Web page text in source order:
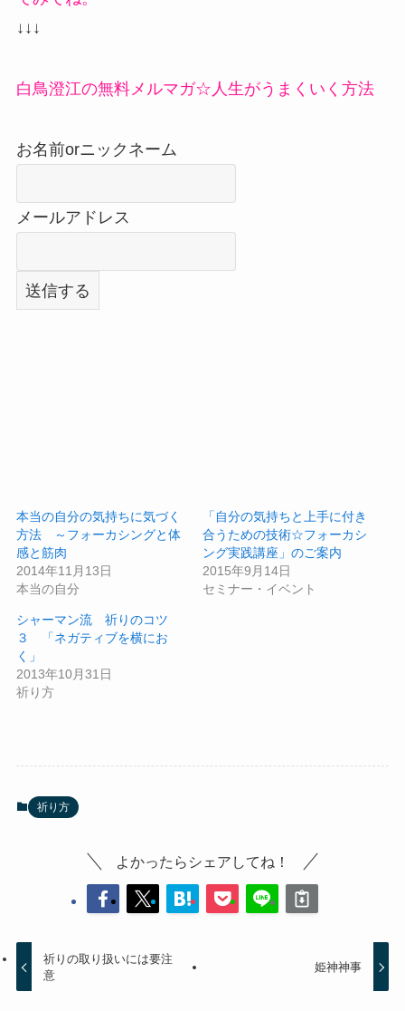
↓↓↓
白鳥澄江の無料メルマガ☆人生がうまくいく方法
お名前orニックネーム
メールアドレス
本当の自分の気持ちに気づく
方法 ～フォーカシングと体
感と筋肉
2014年11月13日
本当の自分
「自分の気持ちと上手に付き
合うための技術☆フォーカシ
ング実践講座」のご案内
2015年9月14日
セミナー・イベント
シャーマン流 祈りのコツ
３ 「ネガティブを横にお
く」
2013年10月31日
祈り方
祈り方
よかったらシェアしてね！
祈りの取り扱いには要注
意
姫神神事